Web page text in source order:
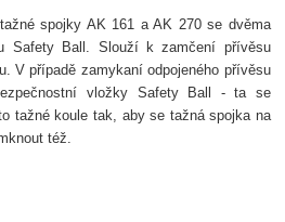
spojky AK 161 a AK 270 se dvěma
Safety Ball. Slouží k zamčení přívěsu
V případě zamykaní odpojeného přívěsu
vložky Safety Ball - ta se
tažné koule tak, aby se tažná spojka na
též.